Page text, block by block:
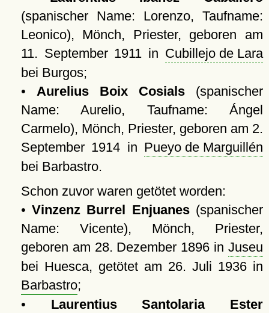
(spanischer Name: Lorenzo, Taufname:
Leonico), Mönch, Priester, geboren am
11. September 1911 in Cubillejo de Lara
bei Burgos;
• Aurelius Boix Cosials(spanischer
Name: Aurelio, Taufname: Ángel
Carmelo), Mönch, Priester, geboren am 2.
September 1914 in Pueyo de Marguillén
bei Barbastro.
Schon zuvor waren getötet worden:
•Vinzenz Burrel Enjuanes(spanischer
Name: Vicente), Mönch, Priester,
geboren am 28. Dezember 1896 in Juseu
bei Huesca, getötet am 26. Juli 1936 in
Barbastro;
• Laurentius Santolaria Ester